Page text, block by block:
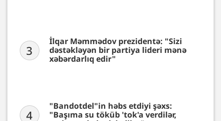
3
İlqar Məmmədov prezidentə: "Sizi
dəstəkləyən bir partiya lideri mənə
xəbərdarlıq edir"
4
"Bandotdel"in həbs etdiyi şəxs:
"Başıma su töküb 'tok'a verdilər,